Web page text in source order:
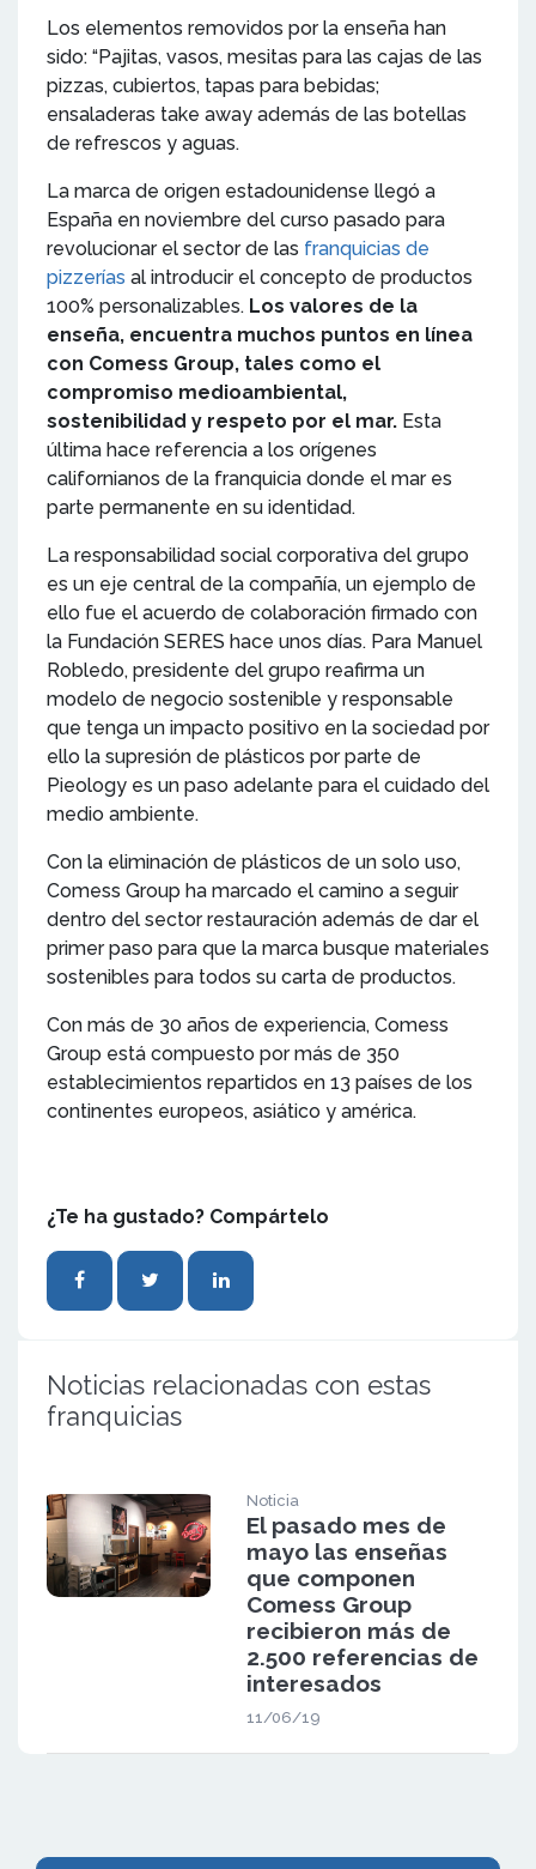
Los elementos removidos por la enseña han
sido: “Pajitas, vasos, mesitas para las cajas de las
pizzas, cubiertos, tapas para bebidas;
ensaladeras take away además de las botellas
de refrescos y aguas.
La marca de origen estadounidense llegó a
España en noviembre del curso pasado para
revolucionar el sector de las franquicias de
pizzerías al introducir el concepto de productos
100% personalizables. Los valores de la
enseña, encuentra muchos puntos en línea
con Comess Group, tales como el
compromiso medioambiental,
sostenibilidad y respeto por el mar. Esta
última hace referencia a los orígenes
californianos de la franquicia donde el mar es
parte permanente en su identidad.
La responsabilidad social corporativa del grupo
es un eje central de la compañía, un ejemplo de
ello fue el acuerdo de colaboración firmado con
la Fundación SERES hace unos días. Para Manuel
Robledo, presidente del grupo reafirma un
modelo de negocio sostenible y responsable
que tenga un impacto positivo en la sociedad por
ello la supresión de plásticos por parte de
Pieology es un paso adelante para el cuidado del
medio ambiente.
Con la eliminación de plásticos de un solo uso,
Comess Group ha marcado el camino a seguir
dentro del sector restauración además de dar el
primer paso para que la marca busque materiales
sostenibles para todos su carta de productos.
Con más de 30 años de experiencia, Comess
Group está compuesto por más de 350
establecimientos repartidos en 13 países de los
continentes europeos, asiático y américa.
¿Te ha gustado? Compártelo
Noticias relacionadas con estas
franquicias
Noticia
El pasado mes de
mayo las enseñas
que componen
Comess Group
recibieron más de
2.500 referencias de
interesados
11/06/19